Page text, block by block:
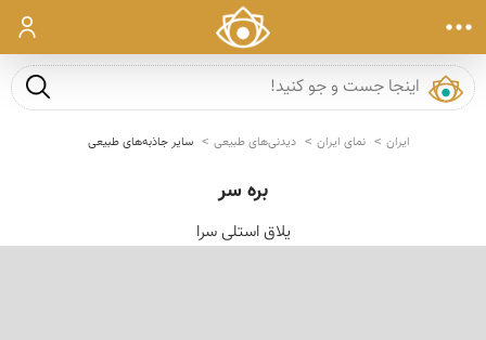
ورود
جست و
ایران نمای ایران دیدنی‌های طبیعی سایر جاذبه‌های طبیعی
بره سر
یلاق استلی سرا